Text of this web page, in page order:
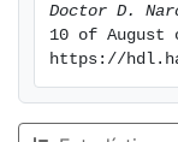
Doctor D.
10 of
https://